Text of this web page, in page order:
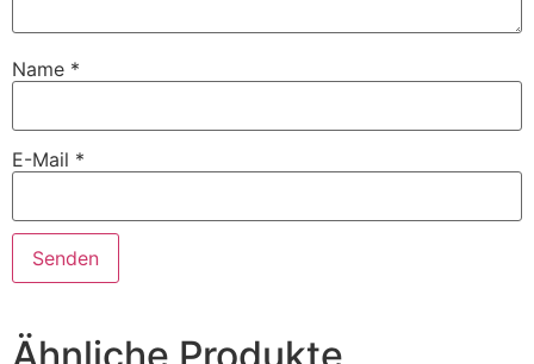
Name *
E-Mail *